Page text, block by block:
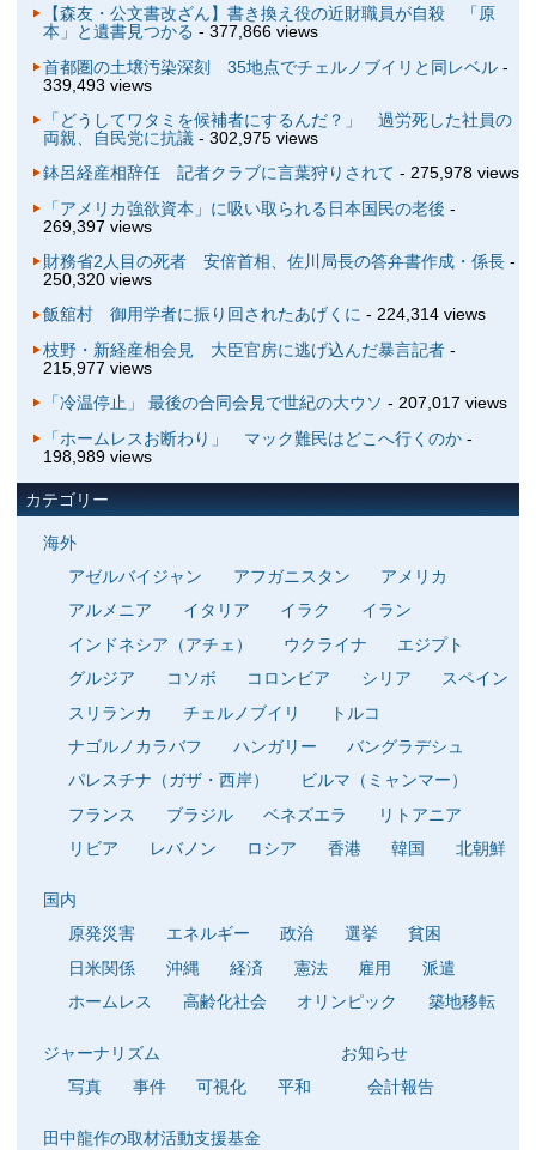
【森友・公文書改ざん】書き換え役の近財職員が自殺 「原
本」と遺書見つかる - 377,866 views
首都圏の土壌汚染深刻 35地点でチェルノブイリと同レベル-
339,493 views
「どうしてワタミを候補者にするんだ？」 過労死した社員の
両親、自民党に抗議 - 302,975 views
鉢呂経産相辞任 記者クラブに言葉狩りされて - 275,978 views
「アメリカ強欲資本」に吸い取られる日本国民の老後 -
269,397 views
財務省2人目の死者 安倍首相、佐川局長の答弁書作成・係長-
250,320 views
飯舘村 御用学者に振り回されたあげくに - 224,314 views
枝野・新経産相会見 大臣官房に逃げ込んだ暴言記者-
215,977 views
「冷温停止」 最後の合同会見で世紀の大ウソ - 207,017 views
「ホームレスお断わり」 マック難民はどこへ行くのか-
198,989 views
カテゴリー
海外
アゼルバイジャン
アフガニスタン
アメリカ
アルメニア
イタリア イラク
イラン
インドネシア（アチェ）
ウクライナ
エジプト
グルジア
コソボ コロンビア シリア
スペイン
スリランカ
チェルノブイリ
トルコ
ナゴルノカラバフ
ハンガリー
バングラデシュ
パレスチナ（ガザ・西岸）
ビルマ（ミャンマー）
フランス
ブラジル ベネズエラ
リトアニア
リビア
レバノン ロシア 香港 韓国 北朝鮮
国内
原発災害
エネルギー 政治 選挙
貧困
日米関係
沖縄 経済 憲法 雇用
派遣
ホームレス
高齢化社会 オリンピック 築地移転
ジャーナリズム
写真
事件 可視化 平和
お知らせ
会計報告
田中龍作の取材活動支援基金